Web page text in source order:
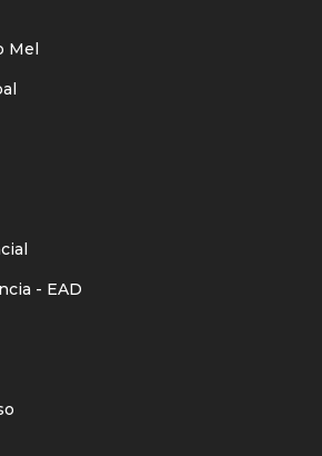
Mel
- EAD